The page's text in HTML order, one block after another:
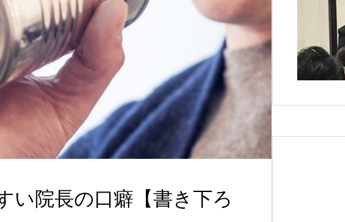
い院長の口癖【書き下ろ